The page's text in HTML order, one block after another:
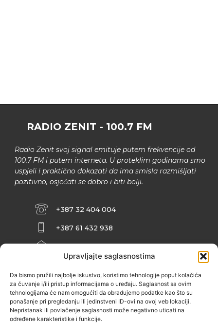
Upravljajte saglasnostima
Da bismo pružili najbolje iskustvo, koristimo tehnologije poput kolačića
za čuvanje i/ili pristup informacijama o uređaju. Saglasnost sa ovim
tehnologijama će nam omogućiti da obrađujemo podatke kao što su
ponašanje pri pregledanju ili jedinstveni ID-ovi na ovoj veb lokaciji.
Nepristanak ili povlačenje saglasnosti može negativno uticati na
određene karakteristike i funkcije.
RADIO ZENIT - 100.7 FM
Radio Zenit svoj signal emituje putem frekvencije od
100.7 FM i putem interneta. U proteklim godinama smo
uspjeli i praktično dokazati da ima smisla razmišljati
pozitivno, osjećati se dobro i biti bolji.
+387 32 404 004
+387 61 432 938
INFO@ZENIT.BA
ZENIČANKA, 3. SPRAT), 72000 ZENICA